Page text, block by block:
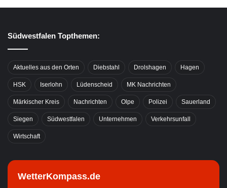
Südwestfalen Topthemen:
Aktuelles aus den Orten Diebstahl Drolshagen Hagen
HSK Iserlohn Lüdenscheid MK Nachrichten
Märkischer Kreis Nachrichten Olpe Polizei Sauerland
Siegen Südwestfalen Unternehmen Verkehrsunfall
Wirtschaft
WetterKompass.de